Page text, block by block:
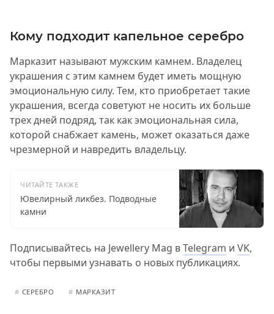
Кому подходит капельное серебро
Марказит называют мужским камнем. Владелец
украшения с этим камнем будет иметь мощную
эмоциональную силу. Тем, кто приобретает такие
украшения, всегда советуют не носить их больше
трех дней подряд, так как эмоциональная сила,
которой снабжает камень, может оказаться даже
чрезмерной и навредить владельцу.
ЧИТАЙТЕ ТАКЖЕ
Ювелирный ликбез. Подводные
камни
Подписывайтесь на Jewellery Mag вTelegram и VK,
чтобы первыми узнавать о новых публикациях.
# СЕРЕБРО # МАРКАЗИТ